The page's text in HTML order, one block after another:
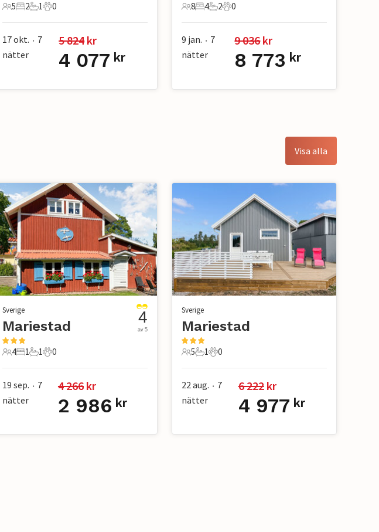
5 Gäster
5
2 Sovrum
2
1 Badrum
1
0 Husdjur
0
17 okt. • 7
nätter
5 824 kr
4 077 kr
8 Gäster
8
4 Sovrum
4
2 Badrum
2
0 Husdjur
0
9 jan. • 7
nätter
9 036 kr
8 773 kr
Visa alla
Sverige
Mariestad
4 Gäster
4
1 Sovrum
1
1 Badrum
1
0 Husdjur
0
4
av 5
19 sep. • 7
nätter
4 266 kr
2 986 kr
Sverige
Mariestad
5 Gäster
5
1 Badrum
1
0 Husdjur
0
22 aug. • 7
nätter
6 222 kr
4 977 kr